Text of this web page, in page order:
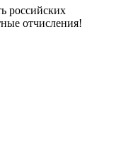
российских
отчисления!